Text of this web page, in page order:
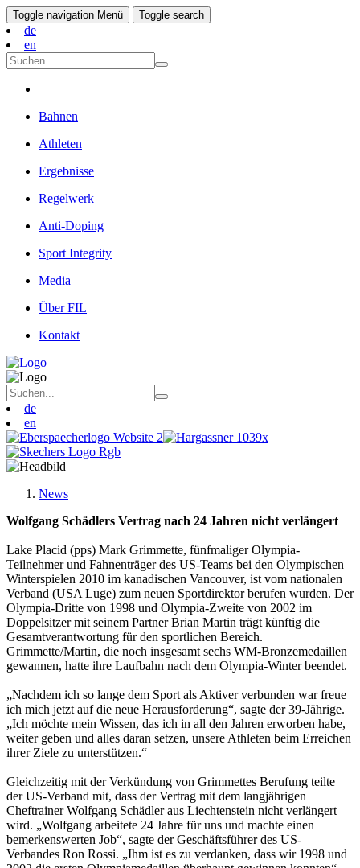
Toggle navigation Menü Toggle search
de
en
Bahnen
Athleten
Ergebnisse
Regelwerk
Anti-Doping
Sport Integrity
Media
Über FIL
Kontakt
de
en
News
Wolfgang Schädlers Vertrag nach 24 Jahren nicht verlängert
Lake Placid (pps) Mark Grimmette, fünfmaliger Olympia-
Teilnehmer und Fahnenträger des US-Teams bei den Olympischen
Winterspielen 2010 im kanadischen Vancouver, ist vom nationalen
Verband (USA Luge) zum neuen Sportdirektor berufen wurden. Der
Olympia-Dritte von 1998 und Olympia-Zweite von 2002 im
Doppelsitzer mit seinem Partner Brian Martin trägt künftig die
Gesamtverantwortung für den sportlichen Bereich.
Grimmette/Martin, die noch insgesamt sechs WM-Bronzemedaillen
gewannen, hatte ihre Laufbahn nach dem Olympia-Winter beendet.
„Nachdem ich so lange dem Sport als Aktiver verbunden war freue
ich mich jetzt auf die neue Herausforderung“, sagte der 39-Jährige.
„Ich möchte mein Wissen, das ich in all den Jahren erworben habe,
weiter geben und alles daran setzen, unsere Athleten beim Erreichen
ihrer Ziele zu unterstützen.“
Gleichzeitig mit der Verkündung von Grimmettes Berufung teilte
der US-Verband mit, dass der Vertrag mit dem langjährigen
Cheftrainer Wolfgang Schädler aus Liechtenstein nicht verlängert
wird. „Wolfgang arbeitete 24 Jahre für uns und machte einen
bemerkenswerten Job“, sagte der Geschäftsführer des US-
Verbandes Ron Rossi. „Ihm ist es zu verdanken, dass wir 1998 und